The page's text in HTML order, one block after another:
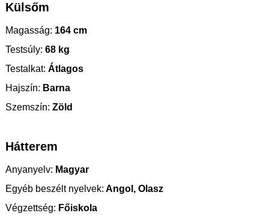
Külsőm
Magasság: 164 cm
Testsúly: 68 kg
Testalkat: Átlagos
Hajszín: Barna
Szemszín: Zöld
Hátterem
Anyanyelv: Magyar
Egyéb beszélt nyelvek: Angol, Olasz
Végzettség: Főiskola